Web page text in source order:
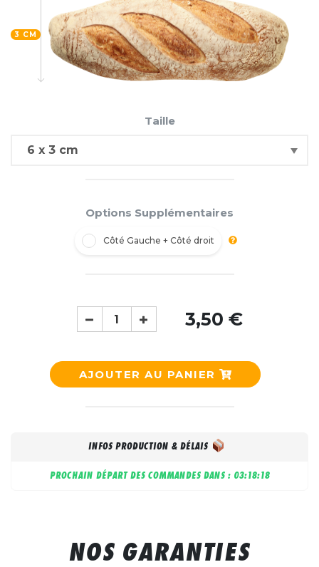
3 CM
Taille
Options Supplémentaires
Côté Gauche + Côté droit
3,50 €
AJOUTER AU PANIER
INFOS PRODUCTION & DÉLAIS
PROCHAIN DÉPART DES COMMANDES DANS : 03:18:17
NOS GARANTIES